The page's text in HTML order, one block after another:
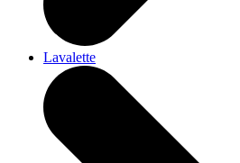
Lavalette